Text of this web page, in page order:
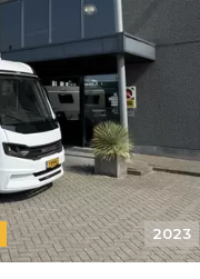
2023